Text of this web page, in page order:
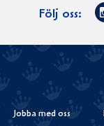
Följ oss:
Jobba med oss